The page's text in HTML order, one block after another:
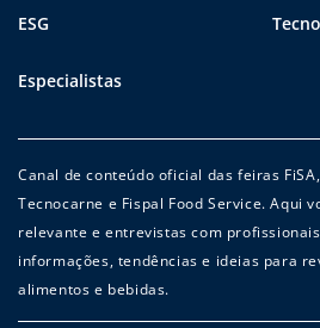
ESG
Especialistas
Canal de conteúdo oficial das feiras
Tecnocarne e Fispal Food Service. Aqui
relevante e entrevistas com
informações, tendências e ideias para
alimentos e bebidas.